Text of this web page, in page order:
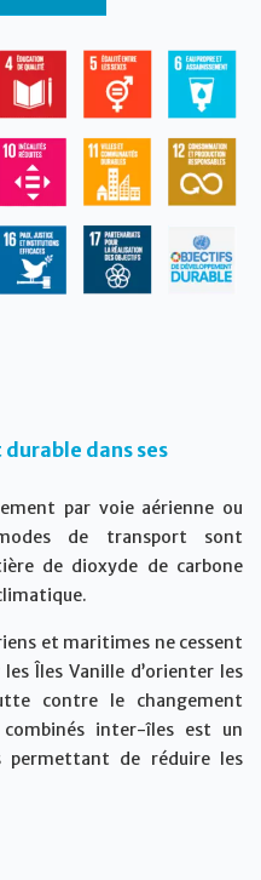
dans ses
par voie aérienne ou
de transport sont
de dioxyde de carbone
et maritimes ne cessent
Îles Vanille d’orienter les
contre le changement
inter-îles est un
permettant de réduire les